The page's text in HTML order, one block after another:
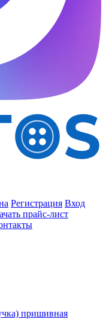
Регистрация Вход
прайс-лист
пришивная